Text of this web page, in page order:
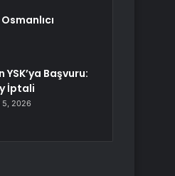
YSK’ya Başvuru:
İptali
5, 2026